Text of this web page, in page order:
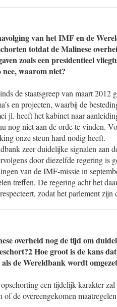
van het IMF en de
totdat de Malinese
zoals een presidentieel
waarom niet?
de staatsgreep van maart 2012
en projecten, waarbij de
heeft het kabinet naar
nog niet aan de orde te vinden.
onze steun hard nodig heeft.
zeer duidelijke signalen aan
door diezelfde regering is
van de IMF-missie in
treffen. De regering acht het
zodat het parlement
overheid nog de tijd om
Hoe groot is de kans
de Wereldbank wordt
een tijdelijk karakter
de overeengekomen